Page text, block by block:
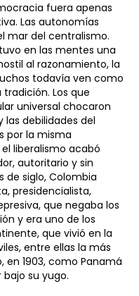
fuera apenas
Las autonomías
mar del centralismo.
en las mentes una
al razonamiento, la
todavía ven como
Los que
universal chocaron
debilidades del
por la misma
liberalismo acabó
autoritario y sin
de siglo, Colombia
presidencialista,
que negaba los
y era uno de los
que vivió en la
entre ellas la más
en 1903, como Panamá
su yugo.